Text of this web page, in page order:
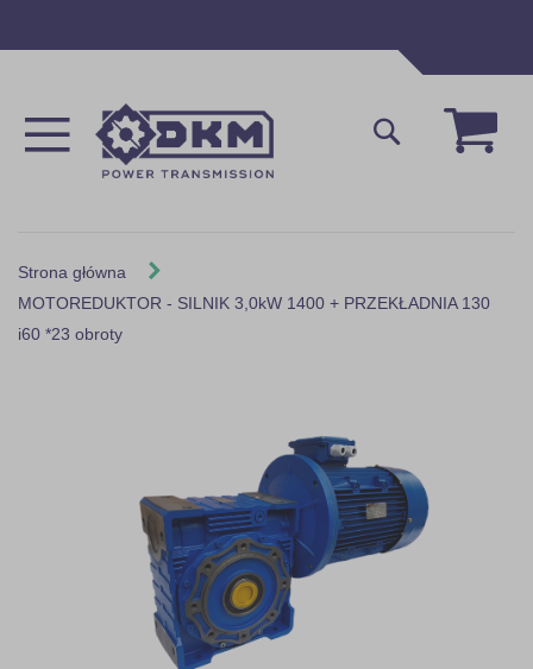
Mój
Szukaj
Strona główna
MOTOREDUKTOR - SILNIK 3,0kW 1400 + PRZEKŁADNIA 130
i60 *23 obroty